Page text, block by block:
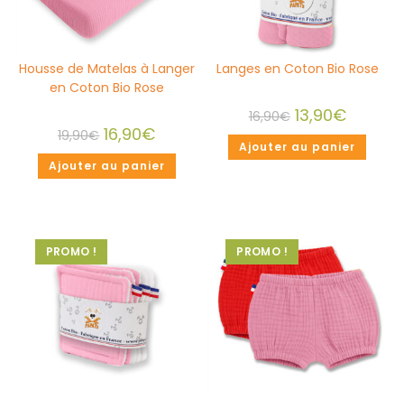
Housse de Matelas à Langer
en Coton Bio Rose
19,90€ 16,90€
Ajouter au panier
Langes en Coton Bio Rose
16,90€ 13,90€
Ajouter au panier
PROMO ! PROMO !